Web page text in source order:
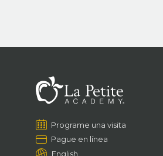
Programe una visita
Pague en línea
English